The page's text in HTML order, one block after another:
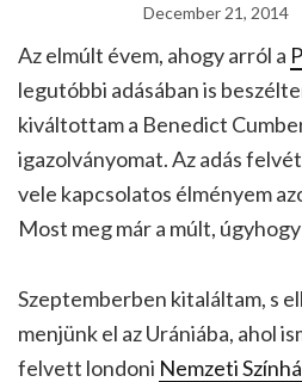
December 21, 2014
Az elmúlt évem, ahogy arról a
legutóbbi adásában is
kiváltottam a Benedict
igazolványomat. Az adás
vele kapcsolatos élményem
Most meg már a múlt,
Szeptemberben kitaláltam, s
menjünk el az Urániába, ahol
felvett londoni Nemzeti